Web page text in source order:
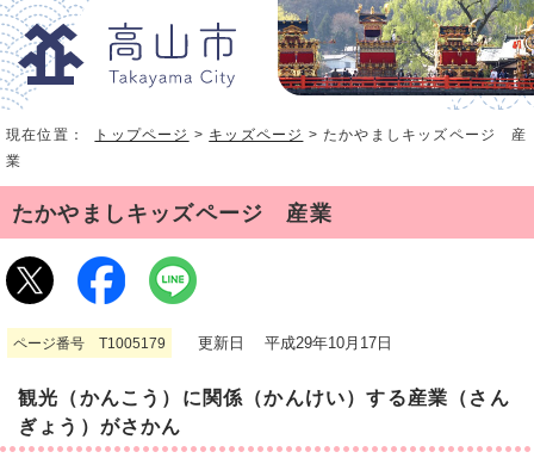
現在位置： トップページ > キッズページ > たかやましキッズページ 産
業
たかやましキッズページ 産業
ページ番号 T1005179 更新日 平成29年10月17日
観光（かんこう）に関係（かんけい）する産業（さん
ぎょう）がさかん